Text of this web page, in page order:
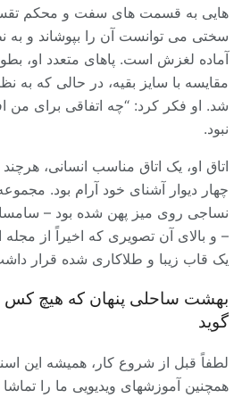
هایی به قسمت های سفت و محکم
سختی می توانست آن را بپوشاند و
آماده لغزش است. پاهای متعدد او،
مقایسه با سایز بقیه، در حالی که به
شد. او فکر کرد: “چه اتفاقی برای من
نبود.
اتاق او، یک اتاق مناسب انسانی،
چهار دیوار آشنای خود آرام بود.
نساجی روی میز پهن شده بود –
– و بالای آن تصویری که اخیراً از
یک قاب زیبا و طلاکاری شده قرار
بهشت ساحلی پنهان که هیچ کس
گوید
لطفاً قبل از شروع کار، همیشه این
همچنین آموزشهای ویدیویی ما را